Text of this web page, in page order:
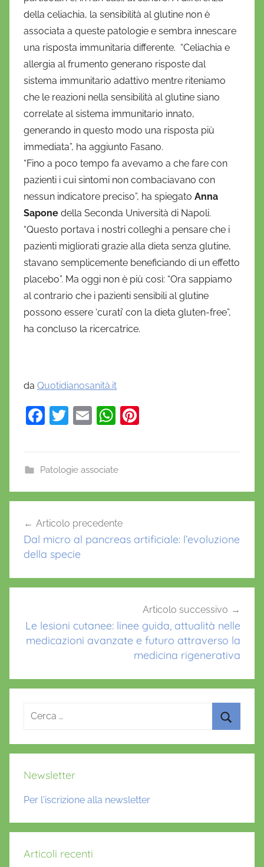
della celiachia, la sensibilità al glutine non è
associata a queste patologie e sembra innescare
una risposta immunitaria differente. “Celiachia e
allergia al frumento generano risposte dal
sistema immunitario adattivo mentre riteniamo
che le reazioni nella sensibilità al glutine siano
correlate al sistema immunitario innato,
generando in questo modo una risposta più
immediata”, ha aggiunto Fasano.
“Fino a poco tempo fa avevamo a che fare con
pazienti i cui sintomi non combaciavano con
nessun indicatore preciso”, ha spiegato Anna
Sapone della Seconda Università di Napoli.
“Questo portava i nostri colleghi a pensare che i
pazienti migliorati grazie alla dieta senza glutine,
stavano semplicemente beneficiando di un effetto
placebo”. Ma oggi non è più così: “Ora sappiamo
al contrario che i pazienti sensibili al glutine
possono essere ‘curati’ con la dieta gluten-free”,
ha concluso la ricercatrice.
da Quotidianosanità.it
F
e
b
o
k
T
er
E
l
W
s
A
p
st
Patologie associate
articoli
Articolo precedente
Dal micro al pancreas artificiale: l’evoluzione
della specie
Articolo successivo
Le lesioni cutanee: linee guida, attualità nelle
medicazioni avanzate e futuro attraverso la
medicina rigenerativa
Ricerca
Newsletter
Per l'iscrizione alla newsletter
Articoli recenti